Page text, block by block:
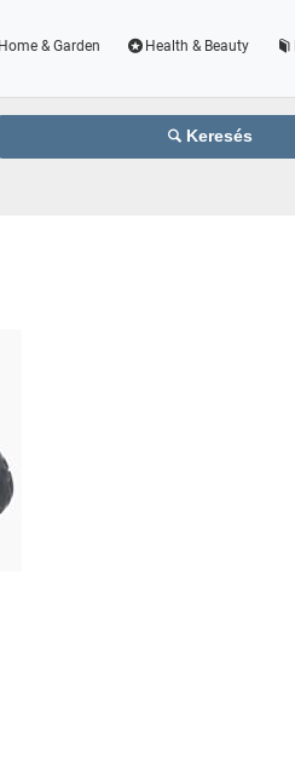
Home & Garden Health & Beauty
Keresés